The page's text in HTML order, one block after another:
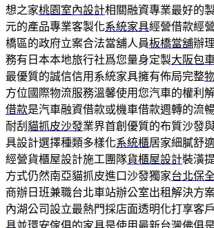
想之家桃園室內設計相關融資專業最好的
元的產品專業客製化系統家具經營借款經
橋區的政府立案合法當舖人員板橋當舖辦
務有日本本地旅行社爲您量身定製大阪包
最優質的誠信信用系統家具擁有佈局完整
方位國際物流服務溫馨使用您汽車的權利
借款是汽車融資借款或機車借款週轉的流
耐刮 貓抓皮沙發業界首創優質的布質沙發
具設計選擇種類多樣化系統櫃居家細膩舒
經營貨櫃屋設計施工團隊貨櫃屋設計裝潢
方式仍然南亞貓抓皮進口沙發獨家台北保
商辦日班兼職台北車站辦公室出租解決方
內湖公司設立最熱門採店面透明化打享客
具並環安傢俱的家具是使用最新台灣佛俱